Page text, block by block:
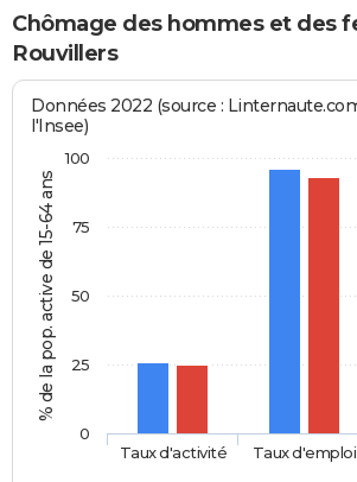
Chômage des hommes et des
Rouvillers
% de la pop. active de 15-64 ans
Données 2022 (source :
l'Insee)
Taux d'activité Taux d'emploi
0
25
50
75
100